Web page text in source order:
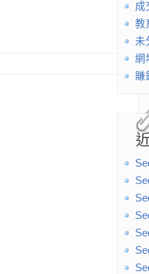
成
教
未
網
賺